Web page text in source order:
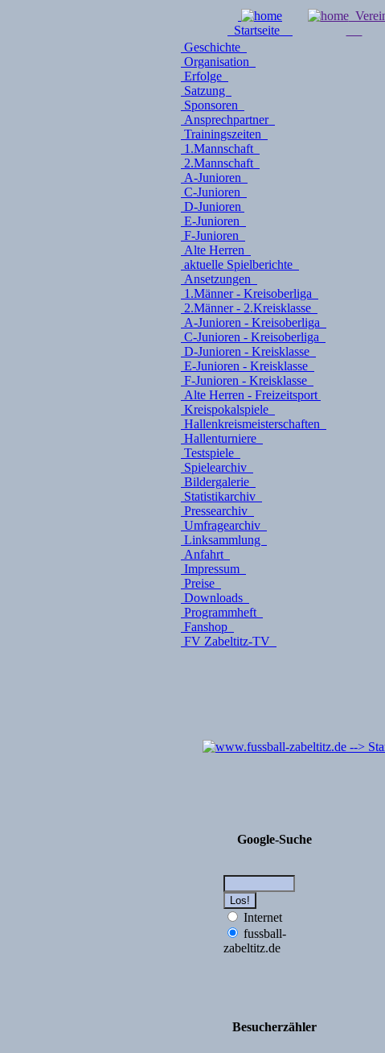
Startseite
Geschichte
Organisation
Erfolge
Satzung
Sponsoren
Ansprechpartner
Trainingszeiten
1.Mannschaft
2.Mannschaft
A-Junioren
C-Junioren
D-Junioren
E-Junioren
F-Junioren
Alte Herren
aktuelle Spielberichte
Ansetzungen
1.Männer - Kreisoberliga
2.Männer - 2.Kreisklasse
A-Junioren - Kreisoberliga
C-Junioren - Kreisoberliga
D-Junioren - Kreisklasse
E-Junioren - Kreisklasse
F-Junioren - Kreisklasse
Alte Herren - Freizeitsport
Kreispokalspiele
Hallenkreismeisterschaften
Hallenturniere
Testspiele
Spielearchiv
Bildergalerie
Statistikarchiv
Pressearchiv
Umfragearchiv
Linksammlung
Anfahrt
Impressum
Preise
Downloads
Programmheft
Fanshop
FV Zabeltitz-TV
Google-Suche
Internet
fussball-
zabeltitz.de
Besucherzähler